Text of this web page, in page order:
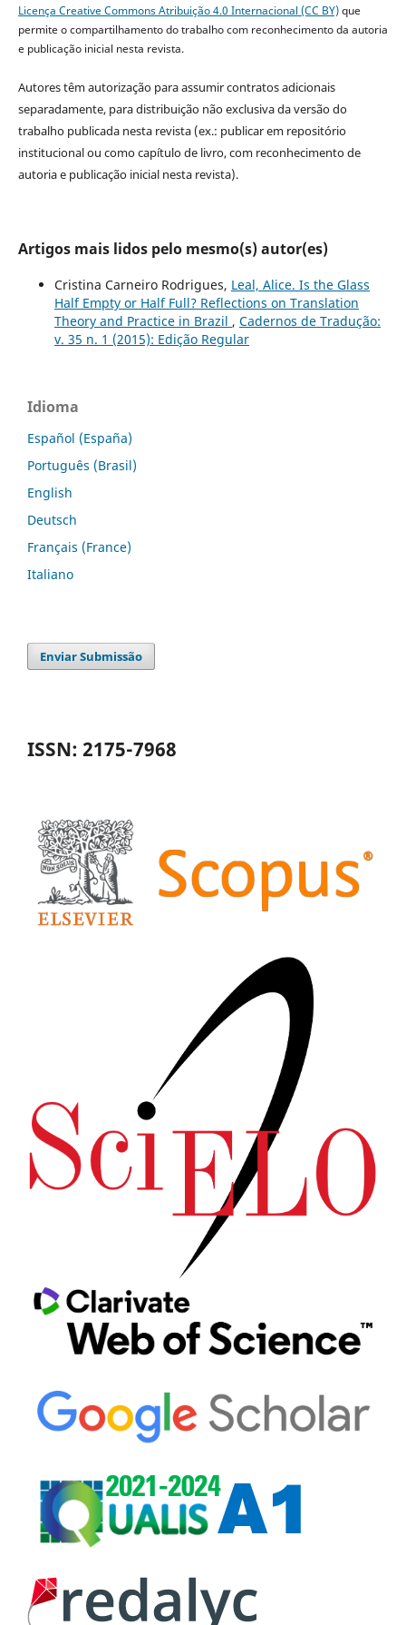
Licença Creative Commons Atribuição 4.0 Internacional (CC BY)que
permite o compartilhamento do trabalho com reconhecimento da autoria
e publicação inicial nesta revista.
Autores têm autorização para assumir contratos adicionais
separadamente, para distribuição não exclusiva da versão do
trabalho publicada nesta revista (ex.: publicar em repositório
institucional ou como capítulo de livro, com reconhecimento de
autoria e publicação inicial nesta revista).
Artigos mais lidos pelo mesmo(s) autor(es)
Cristina Carneiro Rodrigues, Leal, Alice. Is the Glass
Half Empty or Half Full? Reflections on Translation
Theory and Practice in Brazil , Cadernos de Tradução:
v. 35 n. 1 (2015): Edição Regular
Idioma
Español (España)
Português (Brasil)
English
Deutsch
Français (France)
Italiano
Enviar Submissão
ISSN: 2175-7968